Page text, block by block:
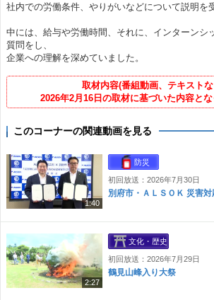
社内での労働条件、やりがいなどについて説明を
中には、給与や労働時間、それに、インターンシ
質問をし、
企業への理解を深めていました。
取材内容(番組動画、テキスト
2026年2月16日の取材に基づいた内容とな
このコーナーの関連動画を見る
1:40
防災
初回放送：2026年7月30日
別府市・ＡＬＳＯＫ 災害
2:27
文化・歴史
初回放送：2026年7月29日
鶴見山峰入り大祭